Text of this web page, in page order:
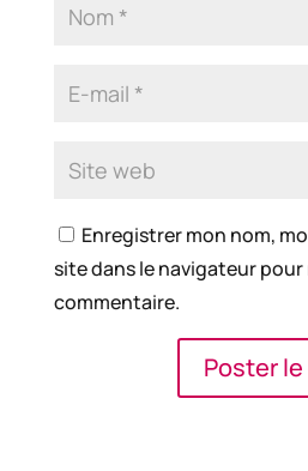
Enregistrer mon nom,
site dans le navigateur
commentaire.